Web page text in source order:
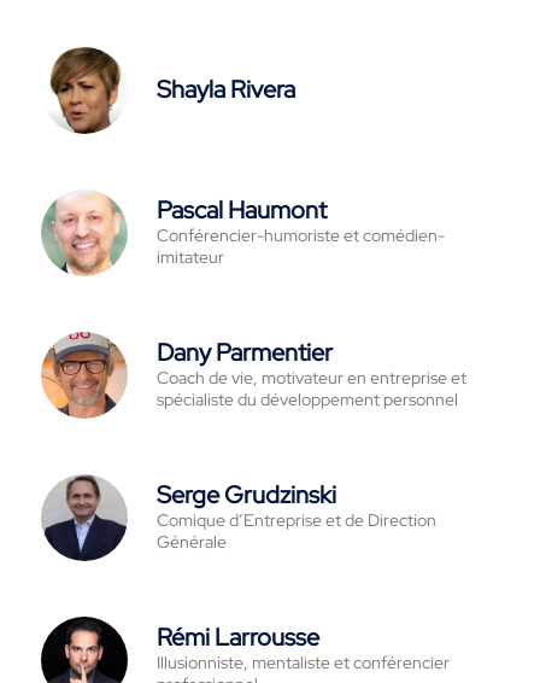
Shayla Rivera
Pascal Haumont
Conférencier-humoriste et comédien-
imitateur
Dany Parmentier
Coach de vie, motivateur en entreprise et
spécialiste du développement personnel
Serge Grudzinski
Comique d’Entreprise et de Direction
Générale
Rémi Larrousse
Illusionniste, mentaliste et conférencier